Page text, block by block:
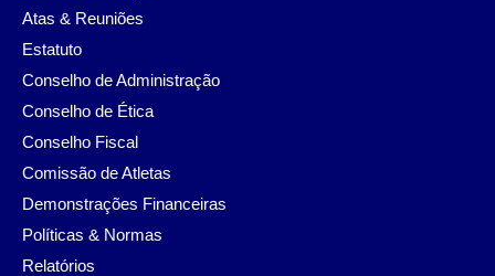
Atas & Reuniões
Estatuto
Conselho de Administração
Conselho de Ética
Conselho Fiscal
Comissão de Atletas
Demonstrações Financeiras
Políticas & Normas
Relatórios